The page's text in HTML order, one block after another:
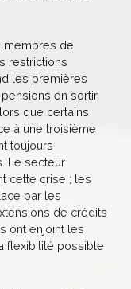
membres de
restrictions
les premières
en sortir
que certains
à une troisième
toujours
Le secteur
cette crise ; les
par les
de crédits
ont enjoint les
flexibilité possible